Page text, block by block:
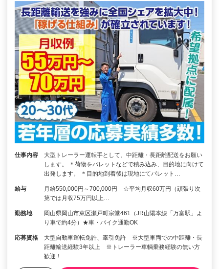
仕事内容
大型トレーラー運転手として、中距離・長距離配送をお願い
します。 ＊荷物をパレットなどで積み込み、目的地に向けて
出発します。 ＊目的地到着後は現地にてパレット…
給与
月給550,000円～700,000円 ☆平均月収60万円（頑張り次
第では月収75万円以上…
勤務地
岡山県岡山市東区瀬戸町宗堂461（JR山陽本線「万富駅」よ
り車で約4分）★車・バイク通勤OK
応募資格
大型自動車運転免許、牽引免許 ※大型車両での中距離・長
距離輸送経験3年以上 ※トレーラー車輌乗務経験の無い方
歓迎！